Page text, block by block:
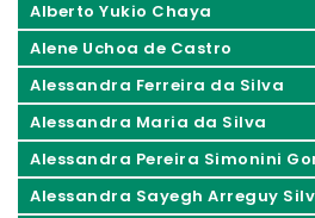
Alberto Yukio Chaya
Alene Uchoa de Castro
Alessandra Ferreira da Silva
Alessandra Maria da Silva
Alessandra Pereira Simonini
Alessandra Sayegh Arreguy